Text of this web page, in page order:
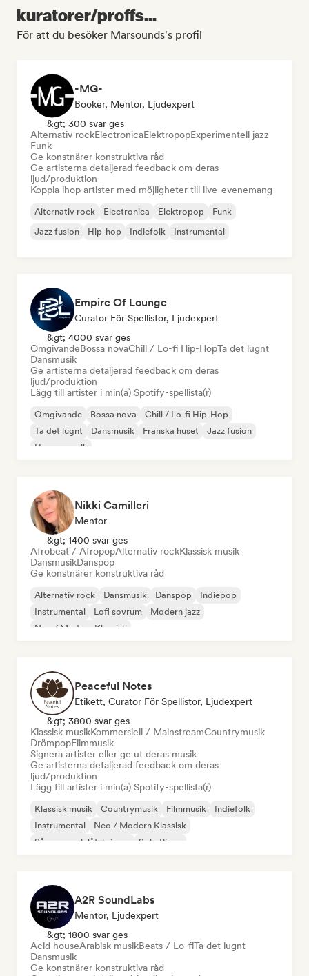
kuratorer/proffs...
För att du besöker Marsounds's profil
-MG-
Booker, Mentor, Ljudexpert
&gt; 300 svar ges
Alternativ rockElectronicaElektropopExperimentell jazz
Funk
Ge konstnärer konstruktiva råd
Ge artisterna detaljerad feedback om deras
ljud/produktion
Koppla ihop artister med möjligheter till live-evenemang
Alternativ rock Electronica Elektropop
Funk
Jazz fusion
Hip-hop Indiefolk Instrumental
Empire Of Lounge
Curator För Spellistor, Ljudexpert
&gt; 4000 svar ges
OmgivandeBossa novaChill / Lo-fi Hip-HopTa det lugnt
Dansmusik
Ge artisterna detaljerad feedback om deras
ljud/produktion
Lägg till artister i min(a) Spotify-spellista(r)
Omgivande Bossa nova
Chill / Lo-fi Hip-Hop
Ta det lugnt
Dansmusik Franska huset
Jazz fusion
House-musik
Nikki Camilleri
Mentor
&gt; 1400 svar ges
Afrobeat / AfropopAlternativ rockKlassisk musik
DansmusikDanspop
Ge konstnärer konstruktiva råd
Alternativ rock Dansmusik Danspop
Indiepop
Instrumental
Lofi sovrum
Modern jazz
Neo / Modern Klassisk
Peaceful Notes
Etikett, Curator För Spellistor, Ljudexpert
&gt; 3800 svar ges
Klassisk musikKommersiell / MainstreamCountrymusik
DrömpopFilmmusik
Signera artister eller ge ut deras musik
Ge artisterna detaljerad feedback om deras
ljud/produktion
Lägg till artister i min(a) Spotify-spellista(r)
Klassisk musik Countrymusik Filmmusik
Indiefolk
Instrumental
Neo / Modern Klassisk
Sångare och låtskrivare
Solo Piano
A2R SoundLabs
Mentor, Ljudexpert
&gt; 1800 svar ges
Acid houseArabisk musikBeats / Lo-fiTa det lugnt
Dansmusik
Ge konstnärer konstruktiva råd